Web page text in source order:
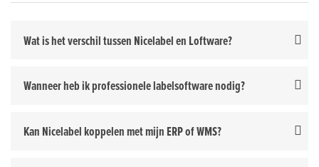
Wat is het verschil tussen Nicelabel en Loftware?
Wanneer heb ik professionele labelsoftware nodig?
Kan Nicelabel koppelen met mijn ERP of WMS?